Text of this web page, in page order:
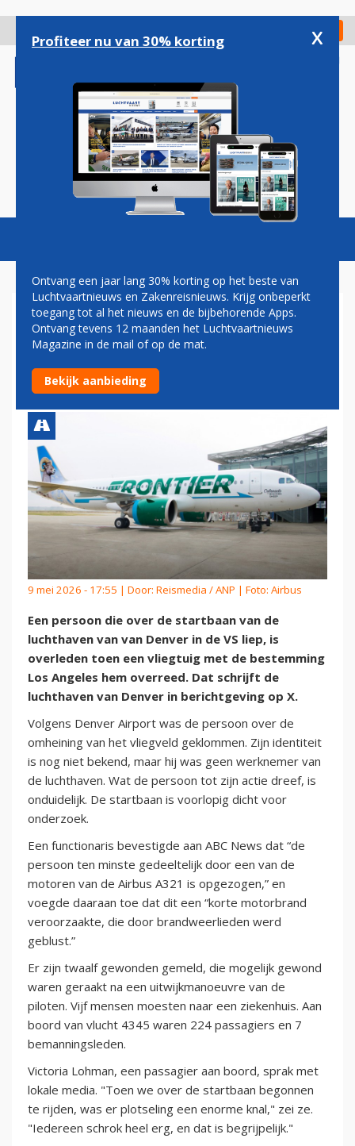
gaan
Check in
Magazine Podcasts Vacatures
VLIEGTUIG VAN FRONTIER
AIRLINES RIJDT MAN DOOD
OP STARTBAAN IN DENVER
9 mei 2026 - 17:55 | Door: Reismedia / ANP | Foto: Airbus
Een persoon die over de startbaan van de
luchthaven van van Denver in de VS liep, is
overleden toen een vliegtuig met de bestemming
Los Angeles hem overreed. Dat schrijft de
luchthaven van Denver in berichtgeving op X.
Volgens Denver Airport was de persoon over de
omheining van het vliegveld geklommen. Zijn identiteit
is nog niet bekend, maar hij was geen werknemer van
de luchthaven. Wat de persoon tot zijn actie dreef, is
onduidelijk. De startbaan is voorlopig dicht voor
onderzoek.
Een functionaris bevestigde aan ABC News dat “de
persoon ten minste gedeeltelijk door een van de
motoren van de Airbus A321 is opgezogen,” en
voegde daaraan toe dat dit een “korte motorbrand
veroorzaakte, die door brandweerlieden werd
geblust.”
Er zijn twaalf gewonden gemeld, die mogelijk gewond
waren geraakt na een uitwijkmanoeuvre van de
piloten. Vijf mensen moesten naar een ziekenhuis. Aan
boord van vlucht 4345 waren 224 passagiers en 7
bemanningsleden.
Victoria Lohman, een passagier aan boord, sprak met
lokale media. "Toen we over de startbaan begonnen
te rijden, was er plotseling een enorme knal," zei ze.
"Iedereen schrok heel erg, en dat is begrijpelijk."
Profiteer nu van 30% korting x
Ontvang een jaar lang 30% korting op het beste van
Luchtvaartnieuws en Zakenreisnieuws. Krijg onbeperkt
toegang tot al het nieuws en de bijbehorende Apps.
Ontvang tevens 12 maanden het Luchtvaartnieuws
Magazine in de mail of op de mat.
Bekijk aanbieding